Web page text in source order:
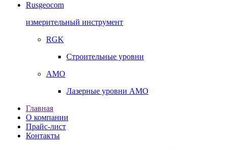
Rusgeocom
измерительный инструмент
RGK
Строительные уровни
AMO
Лазерные уровни AMO
Главная
О компании
Прайс-лист
Контакты